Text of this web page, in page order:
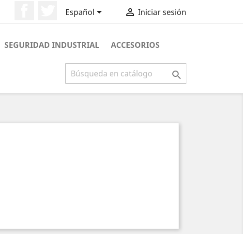
Español  Iniciar sesión
SEGURIDAD INDUSTRIAL ACCESORIOS
